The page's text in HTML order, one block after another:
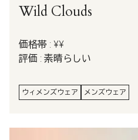
Wild Clouds
価格帯 : ¥¥
評価 : 素晴らしい
ウィメンズウェア メンズウェア